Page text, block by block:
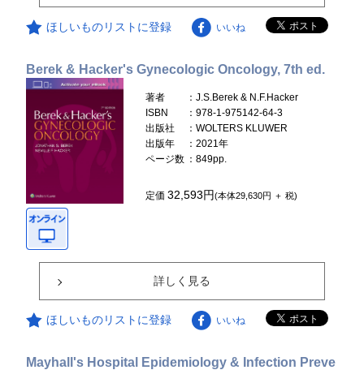
ほしいものリストに登録 いいね
Berek & Hacker's Gynecologic Oncology, 7th ed.
著者
：J.S.Berek & N.F.Hacker
ISBN
：978-1-975142-64-3
出版社
：WOLTERS KLUWER
出版年
：2021年
ページ数 ：849pp.
定価32,593円(本体29,630円 ＋ 税)
詳しく見る
ほしいものリストに登録 いいね
Mayhall's Hospital Epidemiology & Infection Preve